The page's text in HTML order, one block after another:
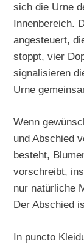
sich die Urne
Innenbereich.
angesteuert,
stoppt, vier
signalisieren
Urne
Wenn
und Abschied
besteht,
vorschreibt,
nur natürliche
Der Abschied
In puncto